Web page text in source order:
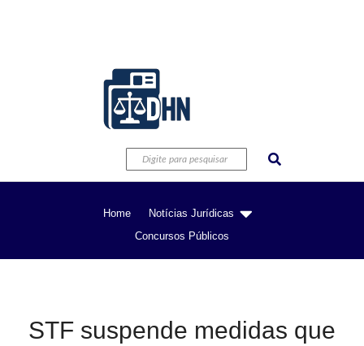
Home
Notícias Jurídicas
Concursos Públicos
STF suspende medidas que